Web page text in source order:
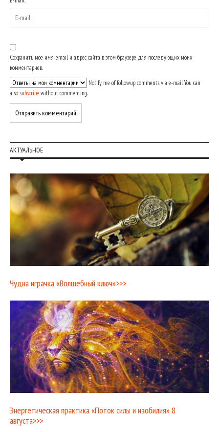
Сохранить моё имя, email и адрес сайта в этом браузере для последующих моих
комментариев.
Notify me of followup comments via e-mail. You can
also subscribe without commenting.
АКТУАЛЬНОЕ
Чудна играчка «Волшебный ключ»>>>
Энергетическая практика «Поток силы и изобилия» 8
августа>>>